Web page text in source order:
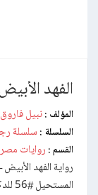
الفهد
المؤلف : نبيل فاروق
السلسلة : سلسلة
القسم : روايات
رواية الفهد